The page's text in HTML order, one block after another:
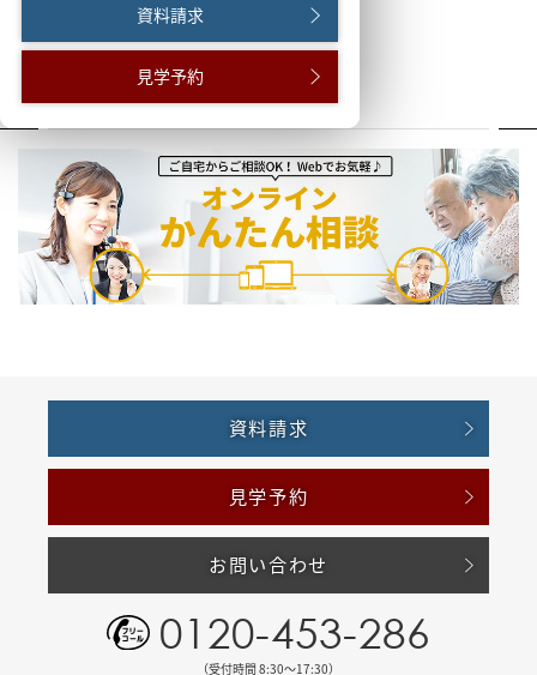
資料請求
見学予約
資料請求
見学予約
お問い合わせ
0120-453-286
（受付時間 8:30〜17:30）